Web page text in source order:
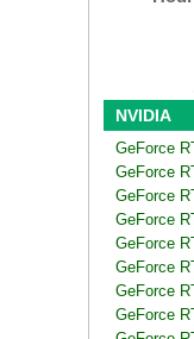
NVIDIA
GeForce
GeForce
GeForce
GeForce
GeForce
GeForce
GeForce
GeForce